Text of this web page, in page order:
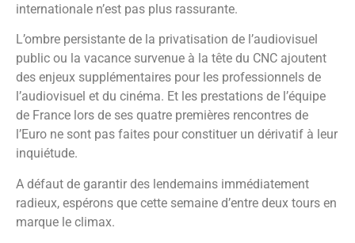
internationale n’est pas plus rassurante.
L’ombre persistante de la privatisation de l’audiovisuel
public ou la vacance survenue à la tête du CNC ajoutent
des enjeux supplémentaires pour les professionnels de
l’audiovisuel et du cinéma. Et les prestations de l’équipe
de France lors de ses quatre premières rencontres de
l’Euro ne sont pas faites pour constituer un dérivatif à leur
inquiétude.
A défaut de garantir des lendemains immédiatement
radieux, espérons que cette semaine d’entre deux tours en
marque le climax.